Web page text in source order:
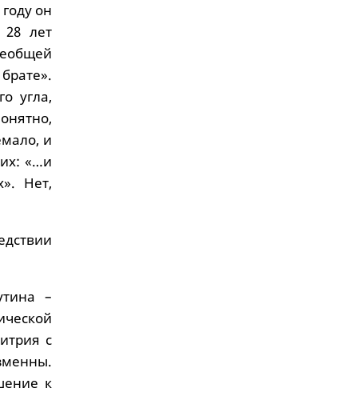
он
лет
угла,
и
«…и
Нет,
–
с
к